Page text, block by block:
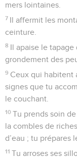
mers lointaines.
7 Il affermit les
ceinture.
8 Il apaise le
grondement des
9 Ceux qui habitent
signes que tu
le couchant.
10 Tu prends soin
la combles de
d’eau ; tu prépares
11 Tu arroses ses